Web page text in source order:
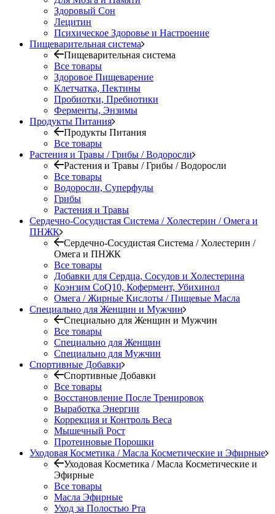
Здоровый Сон
Лецитин
Психическое Здоровье и Настроение
Пищеварительная система
Пищеварительная система
Все товары
Здоровое Пищеварение
Клетчатка, Пектины
Пробиотки, Пребиотики
Ферменты, Энзимы
Продукты Питания
Продукты Питания
Все товары
Растения и Травы / Грибы / Водоросли
Растения и Травы / Грибы / Водоросли
Все товары
Водоросли, Суперфуды
Грибы
Растения и Травы
Сердечно-Сосудистая Система / Холестерин / Омега и
ПНЖК
Сердечно-Сосудистая Система / Холестерин /
Омега и ПНЖК
Все товары
Добавки для Сердца, Сосудов и Холестерина
Коэнзим CoQ10, Кофермент, Убихинол
Омега / Жирные Кислоты / Пищевые Масла
Специально для Женщин и Мужчин
Специально для Женщин и Мужчин
Все товары
Специально для Женщин
Специально для Мужчин
Спортивные Добавки
Спортивные Добавки
Все товары
Восстановление После Тренировок
Выработка Энергии
Коррекция и Контроль Веса
Мышечный Рост
Протеиновые Порошки
Уходовая Косметика / Масла Косметические и Эфирные
Уходовая Косметика / Масла Косметические и
Эфирные
Все товары
Масла Эфирные
Уход за Полостью Рта